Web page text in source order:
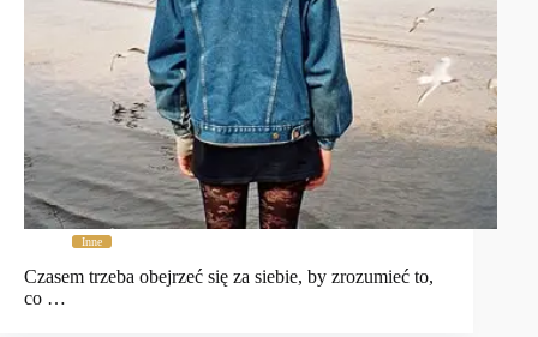
Inne
Czasem trzeba obejrzeć się za siebie, by zrozumieć to,
co …